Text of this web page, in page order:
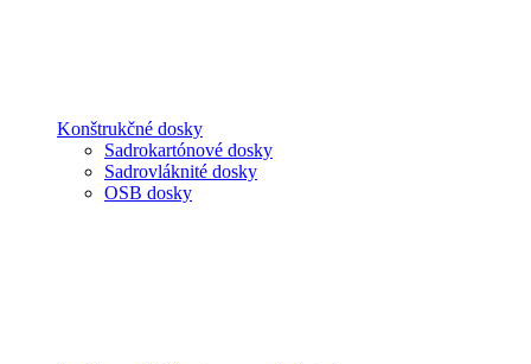
Konštrukčné dosky
Sadrokartónové dosky
Sadrovláknité dosky
OSB dosky